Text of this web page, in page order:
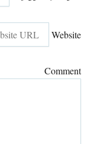
Website
Comment